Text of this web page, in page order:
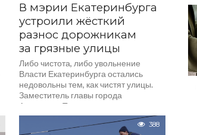
В мэрии Екатеринбурга
устроили жёсткий
разнос дорожникам
за грязные улицы
Либо чистота, либо увольнение
Власти Екатеринбурга остались
недовольны тем, как чистят улицы.
Заместитель главы города
Александр Толкачев устроил разнос
руководителям районных дорожных
388